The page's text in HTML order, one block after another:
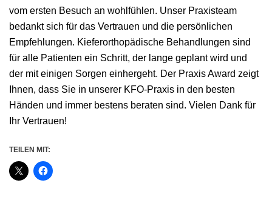
vom ersten Besuch an wohlfühlen. Unser Praxisteam
bedankt sich für das Vertrauen und die persönlichen
Empfehlungen. Kieferorthopädische Behandlungen sind
für alle Patienten ein Schritt, der lange geplant wird und
der mit einigen Sorgen einhergeht. Der Praxis Award zeigt
Ihnen, dass Sie in unserer KFO-Praxis in den besten
Händen und immer bestens beraten sind. Vielen Dank für
Ihr Vertrauen!
TEILEN MIT: